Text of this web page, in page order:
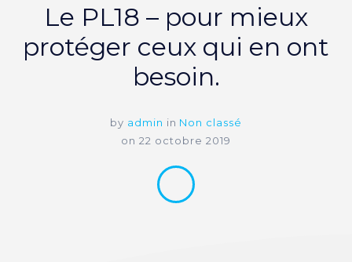
Le PL18 – pour mieux
protéger ceux qui en ont
besoin.
by admin in Non classé
on 22 octobre 2019